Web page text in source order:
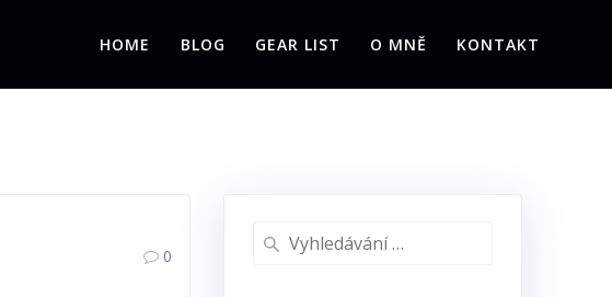
HOME BLOG GEAR LIST O MNĚ KONTAKT
0
Vyhledat: